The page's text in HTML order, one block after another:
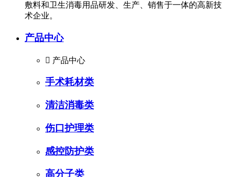
敷料和卫生消毒用品研发、生产、销售于一体的高新技
术企业。
产品中心
 产品中心
手术耗材类
清洁消毒类
伤口护理类
感控防护类
高分子类